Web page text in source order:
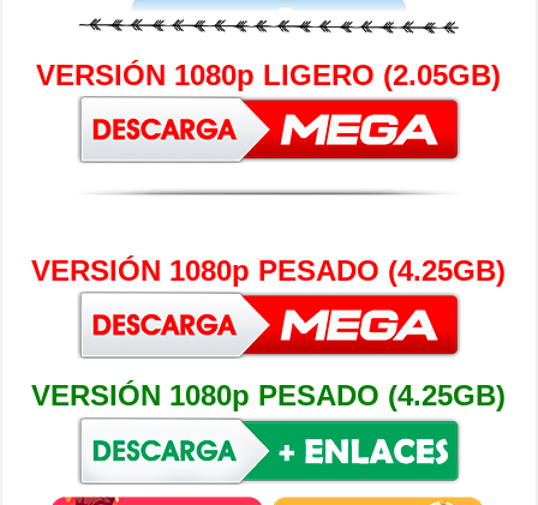
VERSIÓN 1080p LIGERO (2.05GB)
VERSIÓN 1080p PESADO (4.25GB)
VERSIÓN 1080p PESADO (4.25GB)